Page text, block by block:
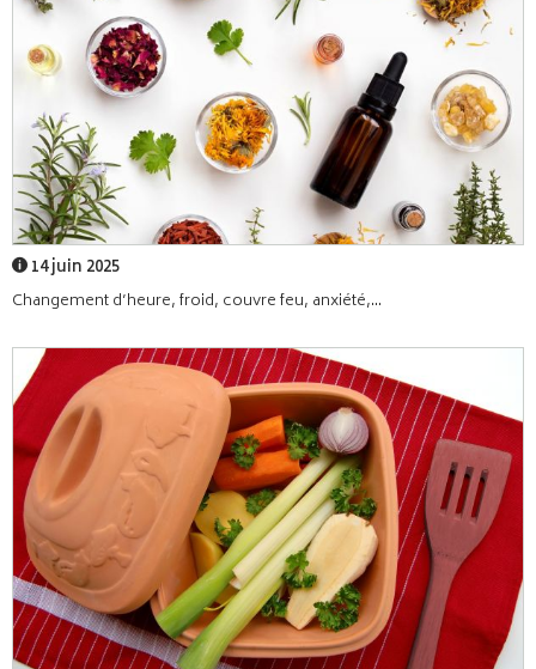
14 juin 2025
Changement d’heure, froid, couvre feu, anxiété,...